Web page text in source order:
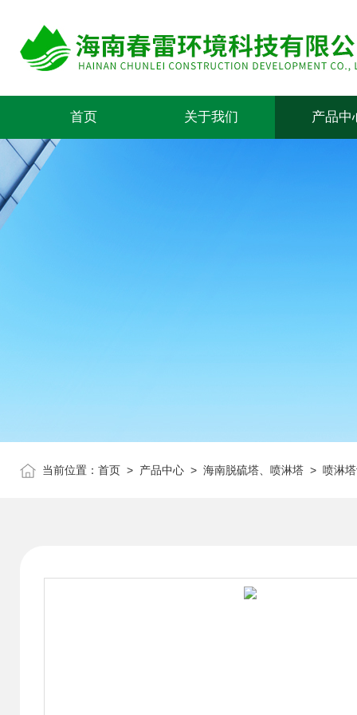
首页 关于我们 产品中
当前位置： 首页 > 产品中心 > 海南脱硫塔、喷淋塔 > 喷淋